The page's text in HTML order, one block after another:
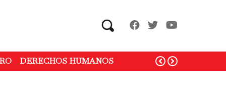
Search
DERECHOS HUMANOS